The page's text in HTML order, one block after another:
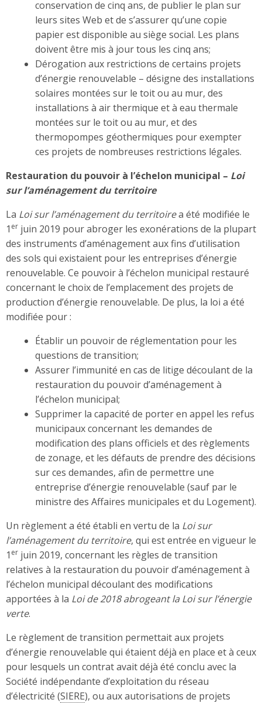
conservation de cinq ans, de publier le plan sur
leurs sites Web et de s’assurer qu’une copie
papier est disponible au siège social. Les plans
doivent être mis à jour tous les cinq ans;
Dérogation aux restrictions de certains projets
d’énergie renouvelable – désigne des installations
solaires montées sur le toit ou au mur, des
installations à air thermique et à eau thermale
montées sur le toit ou au mur, et des
thermopompes géothermiques pour exempter
ces projets de nombreuses restrictions légales.
Restauration du pouvoir à l’échelon municipal – Loi
sur l’aménagement du territoire
La Loi sur l’aménagement du territoirea été modifiée le
1 er juin 2019 pour abroger les exonérations de la plupart
des instruments d’aménagement aux fins d’utilisation
des sols qui existaient pour les entreprises d’énergie
renouvelable. Ce pouvoir à l’échelon municipal restauré
concernant le choix de l’emplacement des projets de
production d’énergie renouvelable. De plus, la loi a été
modifiée pour :
Établir un pouvoir de réglementation pour les
questions de transition;
Assurer l’immunité en cas de litige découlant de la
restauration du pouvoir d’aménagement à
l’échelon municipal;
Supprimer la capacité de porter en appel les refus
municipaux concernant les demandes de
modification des plans officiels et des règlements
de zonage, et les défauts de prendre des décisions
sur ces demandes, afin de permettre une
entreprise d’énergie renouvelable (sauf par le
ministre des Affaires municipales et du Logement).
Un règlement a été établi en vertu de la Loi sur
l’aménagement du territoire, qui est entrée en vigueur le
1 er juin 2019, concernant les règles de transition
relatives à la restauration du pouvoir d’aménagement à
l’échelon municipal découlant des modifications
apportées à la Loi de 2018 abrogeant la Loi sur l’énergie
verte.
Le règlement de transition permettait aux projets
d’énergie renouvelable qui étaient déjà en place et à ceux
pour lesquels un contrat avait déjà été conclu avec la
Société indépendante d’exploitation du réseau
d’électricité (SIERE), ou aux autorisations de projets